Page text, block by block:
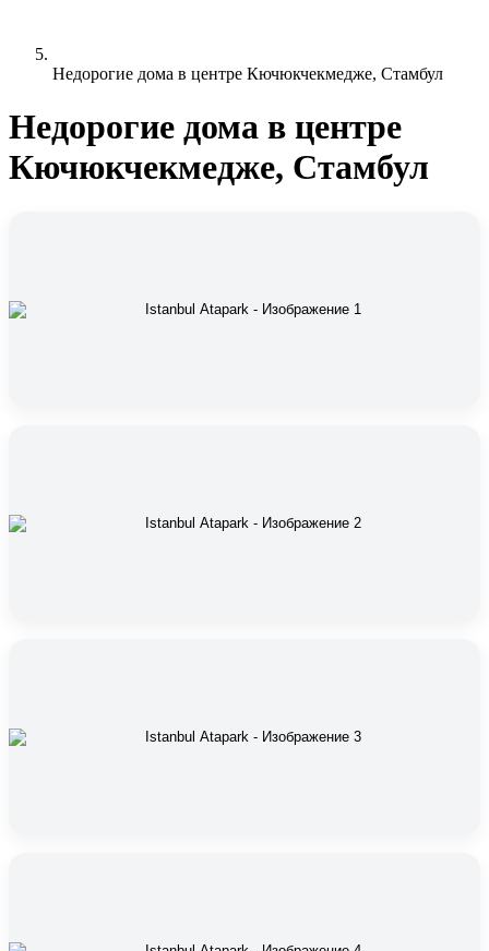
Недорогие дома в центре Кючюкчекмедже, Стамбул
Недорогие дома в центре
Кючюкчекмедже, Стамбул